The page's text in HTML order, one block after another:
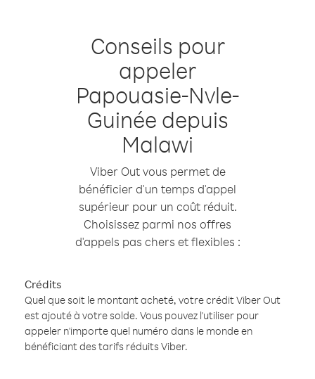
Conseils pour
appeler
Papouasie-Nvle-
Guinée depuis
Malawi
Viber Out vous permet de
bénéficier d'un temps d'appel
supérieur pour un coût réduit.
Choisissez parmi nos offres
d'appels pas chers et flexibles :
Crédits
Quel que soit le montant acheté, votre crédit Viber Out
est ajouté à votre solde. Vous pouvez l'utiliser pour
appeler n'importe quel numéro dans le monde en
bénéficiant des tarifs réduits Viber.